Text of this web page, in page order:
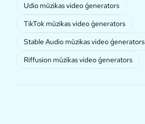
Udio mūzikas video ģenerators
TikTok mūzikas video ģenerators
Stable Audio mūzikas video ģenerators
Riffusion mūzikas video ģenerators